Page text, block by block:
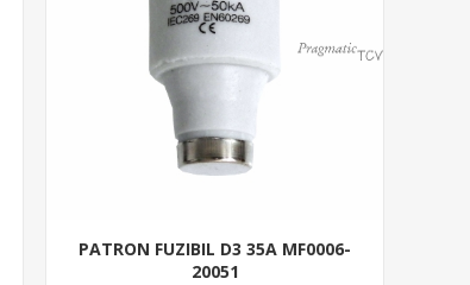
PATRON FUZIBIL D3 35A MF0006-
20051